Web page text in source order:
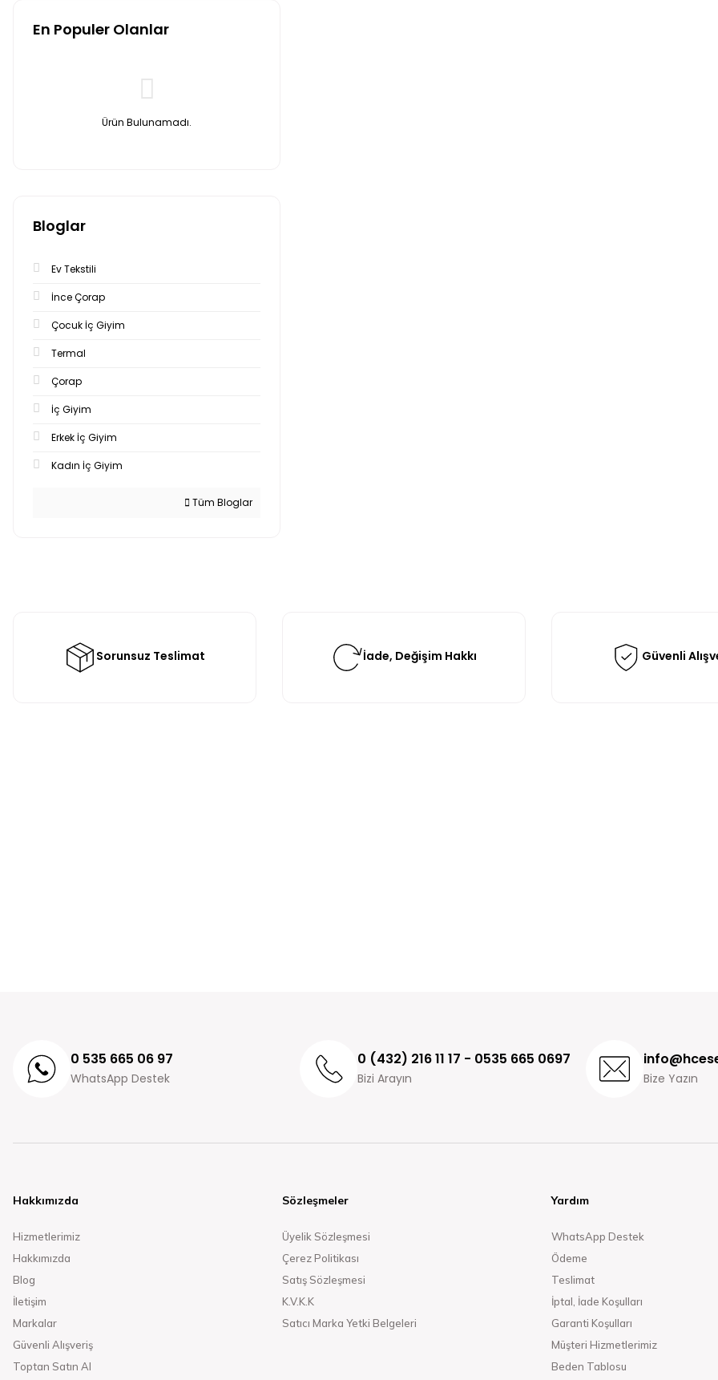
En Populer Olanlar
Ürün Bulunamadı.
Bloglar
Ev Tekstili
İnce Çorap
Çocuk İç Giyim
Termal
Çorap
İç Giyim
Erkek İç Giyim
Kadın İç Giyim
Tüm Bloglar
Sorunsuz Teslimat İade, Değişim Hakkı Güvenli
0 535 665 06 97
WhatsApp Destek
0 (432) 216 11 17 - 0535 665 0697
Bizi Arayın Bize Yazın
Hakkımızda
Hizmetlerimiz
Hakkımızda
Blog
İletişim
Markalar
Güvenli Alışveriş
Toptan Satın Al
Sözleşmeler
Üyelik Sözleşmesi
Çerez Politikası
Satış Sözleşmesi
K.V.K.K
Satıcı Marka Yetki Belgeleri
Yardım
WhatsApp Destek
Ödeme
Teslimat
İptal, İade Koşulları
Garanti Koşulları
Müşteri Hizmetlerimiz
Beden Tablosu